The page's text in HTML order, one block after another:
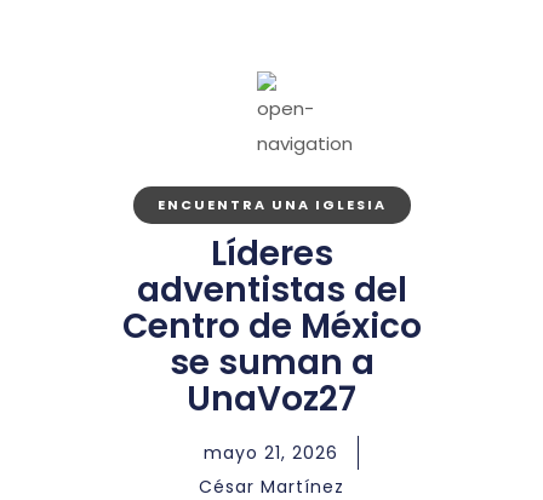
ENCUENTRA UNA IGLESIA
Líderes
adventistas del
Centro de México
se suman a
UnaVoz27
mayo 21, 2026
César Martínez